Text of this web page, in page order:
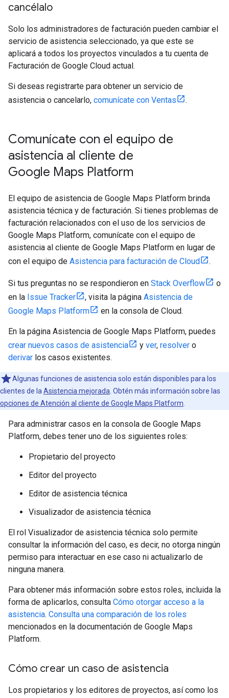
cancélalo
Solo los administradores de facturación pueden cambiar el
servicio de asistencia seleccionado, ya que este se
aplicará a todos los proyectos vinculados a tu cuenta de
Facturación de Google Cloud actual.
Si deseas registrarte para obtener un servicio de
asistencia o cancelarlo, comunícate con Ventas .
Comunícate con el equipo de
asistencia al cliente de
Google Maps Platform
El equipo de asistencia de Google Maps Platform brinda
asistencia técnica y de facturación. Si tienes problemas de
facturación relacionados con el uso de los servicios de
Google Maps Platform, comunícate con el equipo de
asistencia al cliente de Google Maps Platform en lugar de
con el equipo de Asistencia para facturación de Cloud .
Si tus preguntas no se respondieron en Stack Overflow
o
en la Issue Tracker , visita la página Asistencia de
Google Maps Platform
en la consola de Cloud.
En la página Asistencia de Google Maps Platform, puedes
crear nuevos casos de asistencia
y ver, resolver o
derivar los casos existentes.
Algunas funciones de asistencia solo están disponibles para los
clientes de la Asistencia mejorada . Obtén más información sobre las
opciones de Atención al cliente de Google Maps Platform
Para administrar casos en la consola de Google Maps
Platform, debes tener uno de los siguientes roles:
Propietario del proyecto
Editor del proyecto
Editor de asistencia técnica
Visualizador de asistencia técnica
El rol Visualizador de asistencia técnica solo permite
consultar la información del caso, es decir, no otorga ningún
permiso para interactuar en ese caso ni actualizarlo de
ninguna manera.
Para obtener más información sobre estos roles, incluida la
forma de aplicarlos, consulta Cómo otorgar acceso a la
asistencia. Consulta una comparación de los roles
mencionados en la documentación de Google Maps
Platform.
Cómo crear un caso de asistencia
Los propietarios y los editores de proyectos, así como los